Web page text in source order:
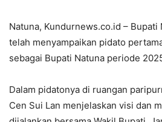
Natuna, Kundurnews.co.id – Bupati
telah menyampaikan pidato
sebagai Bupati Natuna periode
Dalam pidatonya di ruangan
Cen Sui Lan menjelaskan visi dan